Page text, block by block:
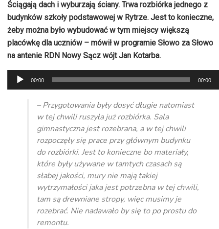
Ściągają dach i wyburzają ściany. Trwa rozbiórka jednego z
budynków szkoły podstawowej w Rytrze. Jest to konieczne,
żeby można było wybudować w tym miejscy większą
placówkę dla uczniów – mówił w programie Słowo za Słowo
na antenie RDN Nowy Sącz wójt Jan Kotarba.
Odtwarzacz
plików
dźwiękowych
00:00 00:00
– Przygotowania były dosyć długie natomiast
w tej chwili ruszyła już rozbiórka. Sala
gimnastyczna jest rozebrana, a w tej chwili
rozpoczęły się prace przy głównym budynku
do rozbiórki. Jest to konieczne bo materiały,
które były używane w tamtych czasach są
słabej jakości, mury nie mają takiej
wytrzymałości jaka jest potrzebna w tej chwili,
tam są drewniane stropy, więc musimy je
rozebrać. Nie nadawało by się to po prostu do
remontu.